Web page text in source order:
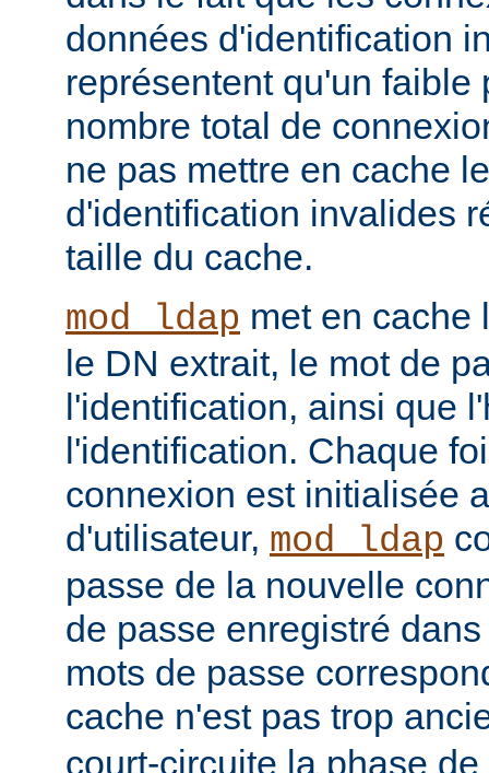
données d'identification
représentent qu'un faible
nombre total de
ne pas mettre en cache
d'identification invalides
taille du cache.
mod_ldap met en cache
le DN extrait, le mot de
l'identification, ainsi que
l'identification. Chaque
connexion est initialisée
d'utilisateur, mod_ldap
passe de la nouvelle
de passe enregistré
mots de passe
cache n'est pas trop
court-circuite la phase de